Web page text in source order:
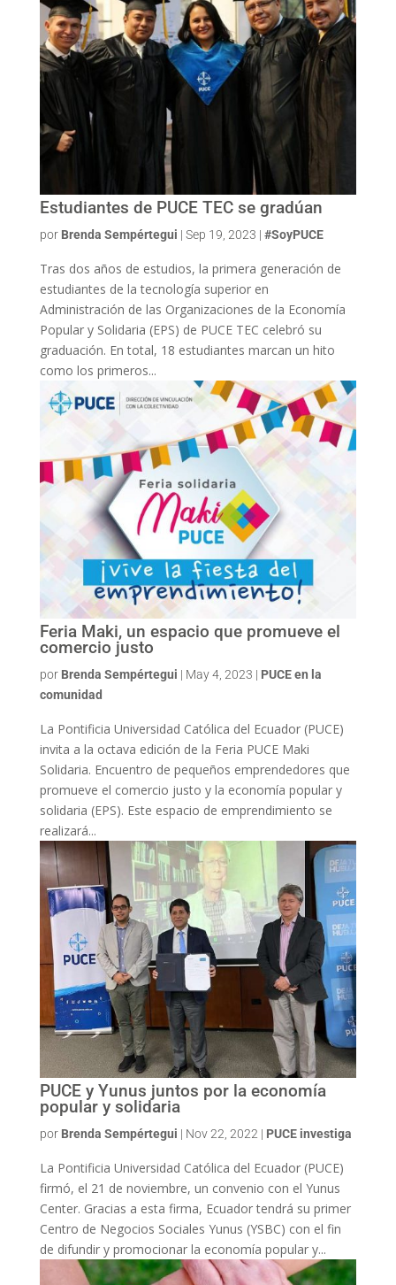
Estudiantes de PUCE TEC se gradúan
por Brenda Sempértegui | Sep 19, 2023 | #SoyPUCE
Tras dos años de estudios, la primera generación de
estudiantes de la tecnología superior en
Administración de las Organizaciones de la Economía
Popular y Solidaria (EPS) de PUCE TEC celebró su
graduación. En total, 18 estudiantes marcan un hito
como los primeros...
Feria Maki, un espacio que promueve el
comercio justo
por Brenda Sempértegui | May 4, 2023 | PUCE en la
comunidad
La Pontificia Universidad Católica del Ecuador (PUCE)
invita a la octava edición de la Feria PUCE Maki
Solidaria. Encuentro de pequeños emprendedores que
promueve el comercio justo y la economía popular y
solidaria (EPS). Este espacio de emprendimiento se
realizará...
PUCE y Yunus juntos por la economía
popular y solidaria
por Brenda Sempértegui | Nov 22, 2022 | PUCE investiga
La Pontificia Universidad Católica del Ecuador (PUCE)
firmó, el 21 de noviembre, un convenio con el Yunus
Center. Gracias a esta firma, Ecuador tendrá su primer
Centro de Negocios Sociales Yunus (YSBC) con el fin
de difundir y promocionar la economía popular y...